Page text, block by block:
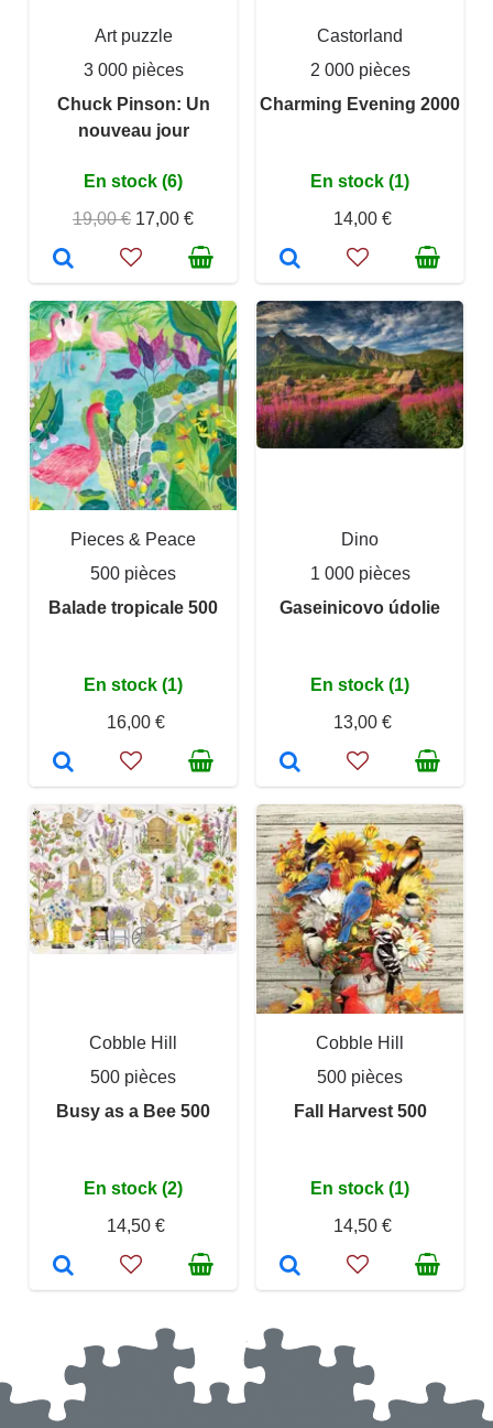
Art puzzle
3 000 pièces
Chuck Pinson: Un
nouveau jour
En stock (6)
19,00 € 17,00 €
Castorland
2 000 pièces
Charming Evening 2000
En stock (1)
14,00 €
Pieces & Peace
500 pièces
Balade tropicale 500
En stock (1)
16,00 €
Dino
1 000 pièces
Gaseinicovo údolie
En stock (1)
13,00 €
Cobble Hill
500 pièces
Busy as a Bee 500
En stock (2)
14,50 €
Cobble Hill
500 pièces
Fall Harvest 500
En stock (1)
14,50 €